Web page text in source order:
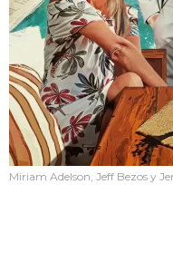
Miriam Adelson, Jeff Bezos y